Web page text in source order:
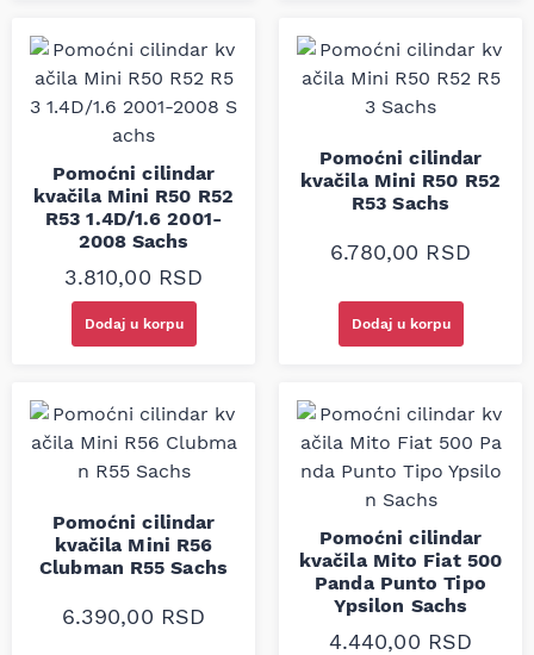
Pomoćni cilindar
kvačila Mini R50 R52
R53 1.4D/1.6 2001-
2008 Sachs
3.810,00 RSD
Dodaj u korpu
Pomoćni cilindar
kvačila Mini R50 R52
R53 Sachs
6.780,00 RSD
Dodaj u korpu
Pomoćni cilindar
kvačila Mini R56
Clubman R55 Sachs
6.390,00 RSD
Pomoćni cilindar
kvačila Mito Fiat 500
Panda Punto Tipo
Ypsilon Sachs
4.440,00 RSD